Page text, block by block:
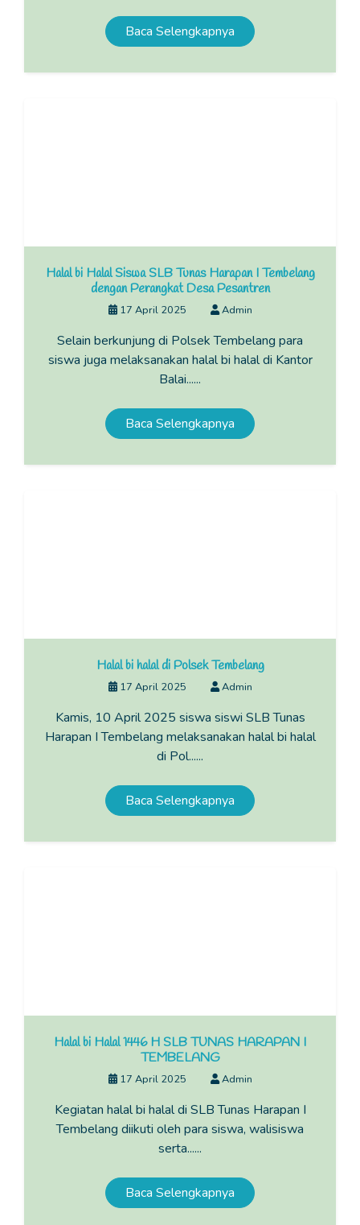
Baca Selengkapnya
Halal bi Halal Siswa SLB Tunas Harapan I Tembelang
dengan Perangkat Desa Pesantren
17 April 2025 Admin
Selain berkunjung di Polsek Tembelang para
siswa juga melaksanakan halal bi halal di Kantor
Balai......
Baca Selengkapnya
Halal bi halal di Polsek Tembelang
17 April 2025 Admin
Kamis, 10 April 2025 siswa siswi SLB Tunas
Harapan I Tembelang melaksanakan halal bi halal
di Pol......
Baca Selengkapnya
Halal bi Halal 1446 H SLB TUNAS HARAPAN I
TEMBELANG
17 April 2025 Admin
Kegiatan halal bi halal di SLB Tunas Harapan I
Tembelang diikuti oleh para siswa, walisiswa
serta......
Baca Selengkapnya